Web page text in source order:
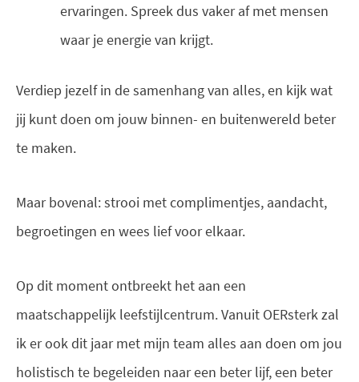
ervaringen. Spreek dus vaker af met mensen
waar je energie van krijgt.
Verdiep jezelf in de samenhang van alles, en kijk wat
jij kunt doen om jouw binnen- en buitenwereld beter
te maken.
Maar bovenal: strooi met complimentjes, aandacht,
begroetingen en wees lief voor elkaar.
Op dit moment ontbreekt het aan een
maatschappelijk leefstijlcentrum. Vanuit OERsterk zal
ik er ook dit jaar met mijn team alles aan doen om jou
holistisch te begeleiden naar een beter lijf, een beter